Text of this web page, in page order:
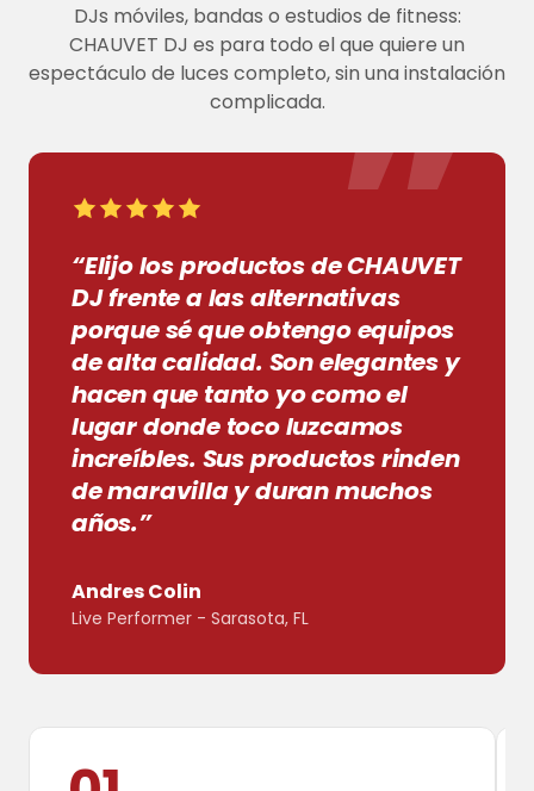
DJs móviles, bandas o estudios de fitness:
CHAUVET DJ es para todo el que quiere un
espectáculo de luces completo, sin una instalación
complicada. ”
“Elijo los productos de CHAUVET
DJ frente a las alternativas
porque sé que obtengo equipos
de alta calidad. Son elegantes y
hacen que tanto yo como el
lugar donde toco luzcamos
increíbles. Sus productos rinden
de maravilla y duran muchos
años.”
Andres Colin
Live Performer - Sarasota, FL